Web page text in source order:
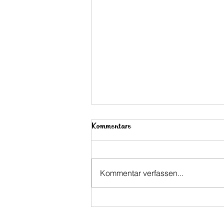
Kommentare
Kommentar verfassen...